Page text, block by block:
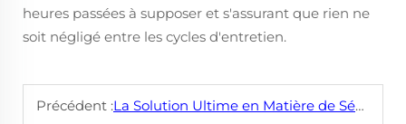
heures passées à supposer et s'assurant que rien ne
soit négligé entre les cycles d'entretien.
Précédent :La Solution Ultime en Matière de Sécurité : Jeu d'Outils Antidétonation